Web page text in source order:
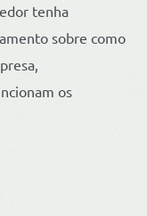
tenha
sobre como
os